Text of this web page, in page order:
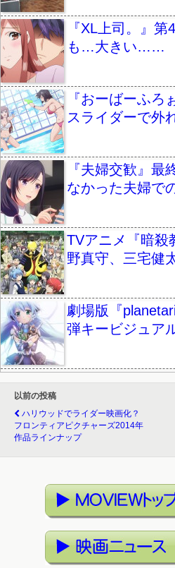
『XL上司。』
も…大きい……
『おーばーふろ
スライダーで外
『夫婦交歓』最
なかった夫婦で
TVアニメ『暗殺
野真守、三宅健
劇場版『
弾キービジュア
以前の投稿
ハリウッドでライダー映画化？
フロンティアピクチャーズ2014年
作品ラインナップ